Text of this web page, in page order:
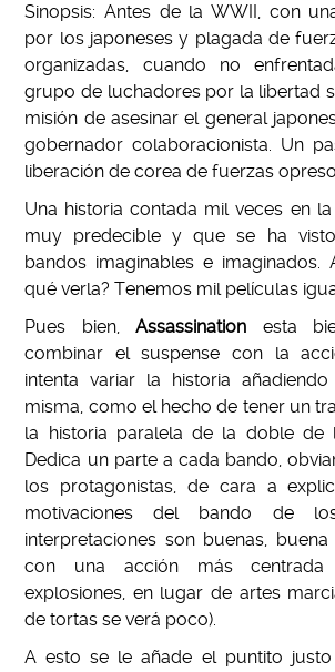
Sinopsis: Antes de la WWII, con
por los japoneses y plagada de
organizadas, cuando no
grupo de luchadores por la libertad
misión de asesinar el general
gobernador colaboracionista. Un
liberación de corea de fuerzas
Una historia contada mil veces en
muy predecible y que se ha
bandos imaginables e imaginados.
qué verla? Tenemos mil películas
Pues bien,Assassination esta
combinar el suspense con la
intenta variar la historia
misma, como el hecho de tener un
la historia paralela de la doble de
Dedica un parte a cada bando,
los protagonistas, de cara a
motivaciones del bando de
interpretaciones son buenas,
con una acción más
explosiones, en lugar de artes
de tortas se verá poco).
A esto se le añade el puntito